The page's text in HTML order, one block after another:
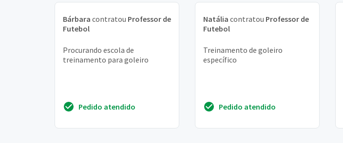
Bárbara contratou Professor de
Futebol
Procurando escola de
treinamento para goleiro
Pedido atendido
Natália contratou Professor de
Futebol
Treinamento de goleiro
específico
Pedido atendido